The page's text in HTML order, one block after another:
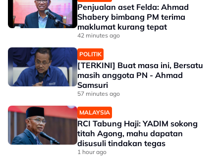
Penjualan aset Felda: Ahmad
Shabery bimbang PM terima
maklumat kurang tepat
42 minutes ago
POLITIK
[TERKINI] Buat masa ini, Bersatu
masih anggota PN - Ahmad
Samsuri
57 minutes ago
MALAYSIA
RCI Tabung Haji: YADIM sokong
titah Agong, mahu dapatan
disusuli tindakan tegas
1 hour ago